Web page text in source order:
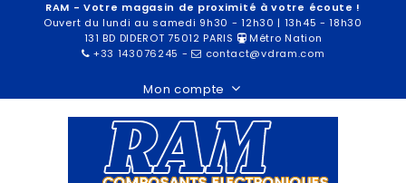
RAM - Votre magasin de proximité à votre écoute !
Ouvert du lundi au samedi 9h30 - 12h30 | 13h45 - 18h30
131 BD DIDEROT 75012 PARIS
Métro Nation
+33 143076245 - contact@vdram.com
Mon compte